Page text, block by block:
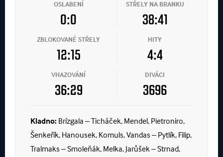
OSLABENÍ
0:0
STŘELY NA BRANKU
38:41
ZBLOKOVANÉ STŘELY
12:15
HITY
4:4
VHAZOVÁNÍ
36:29
DIVÁCI
3696
Kladno: Brízgala – Ticháček, Mendel, Pietroniro,
Šenkeřík, Hanousek, Komuls, Vandas – Pytlík, Filip,
Tralmaks – Smoleňák, Melka, Jarůšek – Strnad,